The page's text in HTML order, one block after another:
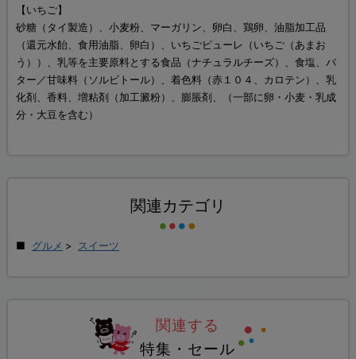
【いちご】
砂糖（タイ製造）、小麦粉、マーガリン、卵白、鶏卵、油脂加工品
（還元水飴、食用油脂、卵白）、いちごピューレ（いちご（あまお
う））、乳等を主要原料とする食品（ナチュラルチーズ）、食塩、バ
ター／甘味料（ソルビトール）、着色料（赤１０４、カロテン）、乳
化剤、香料、増粘剤（加工澱粉）、膨脹剤、（一部に卵・小麦・乳成
分・大豆を含む）
関連カテゴリ
グルメ > スイーツ
関連する
特集・セール